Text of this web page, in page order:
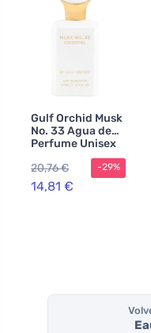
Gulf Orchid Musk
No. 33 Agua de
Perfume Unisex
20,76 €
14,81 €
-29%